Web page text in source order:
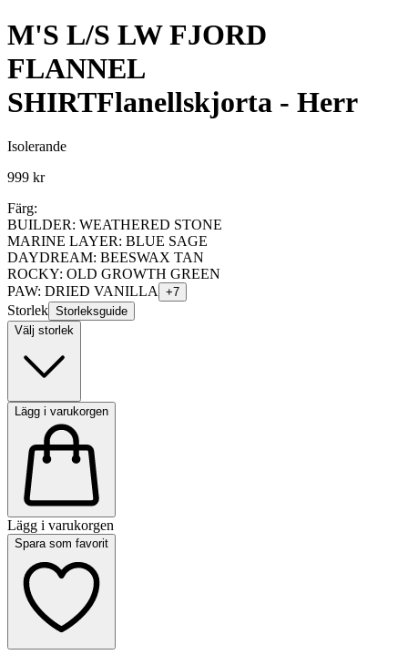
M'S L/S LW FJORD
FLANNEL
SHIRTFlanellskjorta - Herr
Isolerande
999 kr
Färg:
BUILDER: WEATHERED STONE
MARINE LAYER: BLUE SAGE
DAYDREAM: BEESWAX TAN
ROCKY: OLD GROWTH GREEN
PAW: DRIED VANILLA
+7
Storlek Storleksguide
Välj storlek
Lägg i varukorgen
Lägg i varukorgen
Spara som favorit